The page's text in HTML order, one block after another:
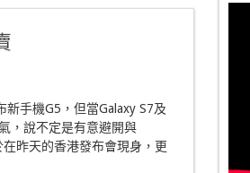
新手機G5，但當Galaxy S7及
，說不定是有意避開與
昨天的香港發布會現身，更